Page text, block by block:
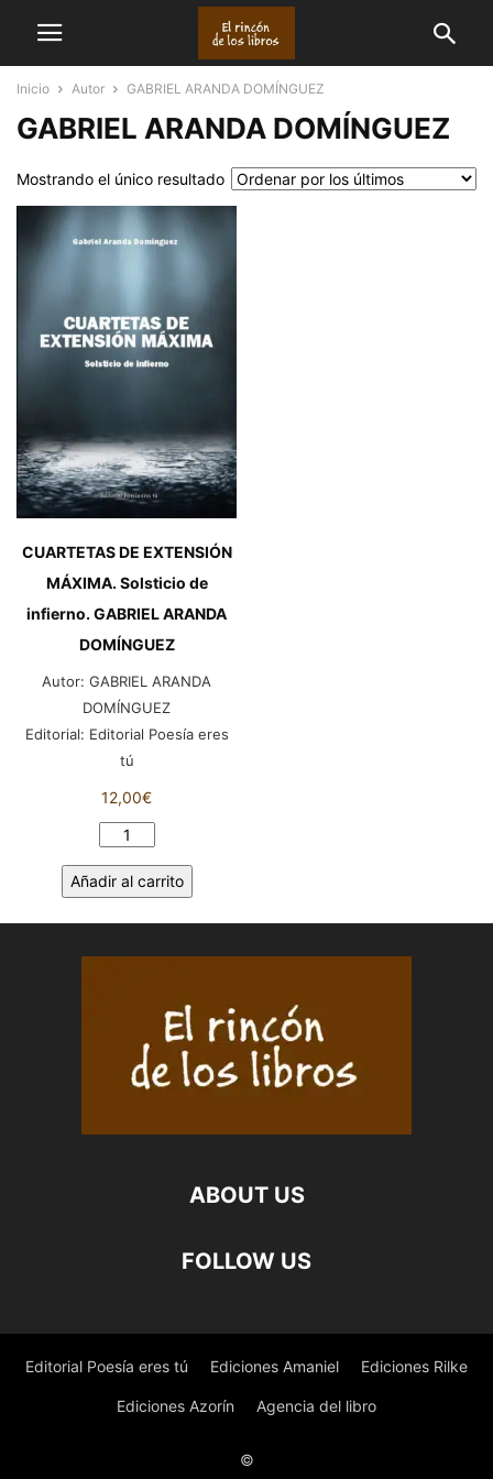
Inicio Autor GABRIEL ARANDA DOMÍNGUEZ
GABRIEL ARANDA DOMÍNGUEZ
Mostrando el único resultado
CUARTETAS DE EXTENSIÓN
MÁXIMA. Solsticio de
infierno. GABRIEL ARANDA
DOMÍNGUEZ
Autor: GABRIEL ARANDA
DOMÍNGUEZ
Editorial: Editorial Poesía eres
tú
12,00€
CUARTETAS
EXTENSIÓN
ARANDA
DOMÍNGUEZ
Añadir al carrito
ABOUT US
FOLLOW US
Editorial Poesía eres tú Ediciones Amaniel Ediciones Rilke
Ediciones Azorín Agencia del libro
©